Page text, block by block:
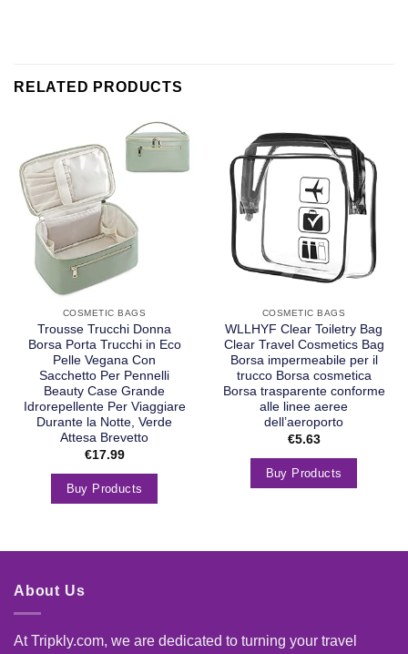
RELATED PRODUCTS
COSMETIC BAGS
Trousse Trucchi Donna
Borsa Porta Trucchi in Eco
Pelle Vegana Con
Sacchetto Per Pennelli
Beauty Case Grande
Idrorepellente Per Viaggiare
Durante la Notte, Verde
Attesa Brevetto
€17.99
Buy Products
COSMETIC BAGS
WLLHYF Clear Toiletry Bag
Clear Travel Cosmetics Bag
Borsa impermeabile per il
trucco Borsa cosmetica
Borsa trasparente conforme
alle linee aeree
dell’aeroporto
€5.63
Buy Products
About Us
At Tripkly.com, we are dedicated to turning your travel